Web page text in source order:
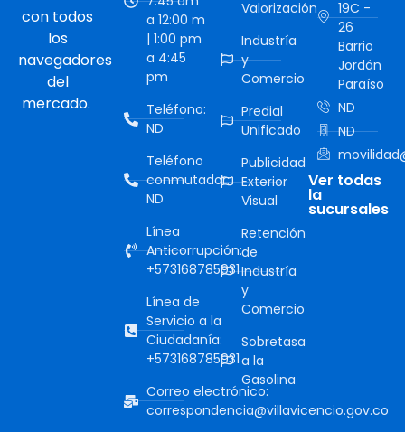
con todos
los
navegadores
del
mercado.
a 12:00 m
| 1:00 pm
a 4:45
pm
Teléfono:
ND
Teléfono
conmutador:
ND
Línea
Anticorrupción:
+573168785931
Línea de
Servicio a la
Ciudadanía:
+573168785931
Correo electrónico:
correspondencia@villavicencio.gov.co
Valorización
Industría
y
Comercio
Predial
Unificado
Publicidad
Exterior
Visual
Retención
de
Industría
y
Comercio
Sobretasa
a la
Gasolina
19C -
26
Barrio
Jordán
Paraíso
ND
ND
Ver todas
la
sucursales